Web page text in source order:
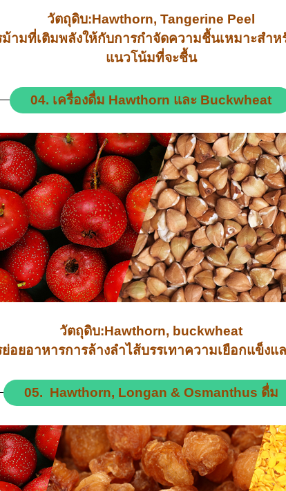
วัตถุดิบ:Hawthorn, Tangerine Peel
ามที่เติมพลังให้กับการกำจัดความชื้นเหมาะสำ
แนวโน้มที่จะชื้น
04. เครื่องดื่ม Hawthorn และ Buckwheat
วัตถุดิบ:Hawthorn, buckwheat
อยอาหารการล้างลำไส้บรรเทาความเยือกแข็งแ
05. Hawthorn, Longan & Osmanthus ดื่ม